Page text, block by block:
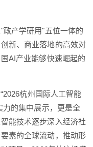
产学研用"五位一体的
新、商业落地的高效对
AI产业能够快速崛起的
杭州国际人工智能
力的集中展示，更是全
能技术逐步深入经济社
素的全球流动，推动形